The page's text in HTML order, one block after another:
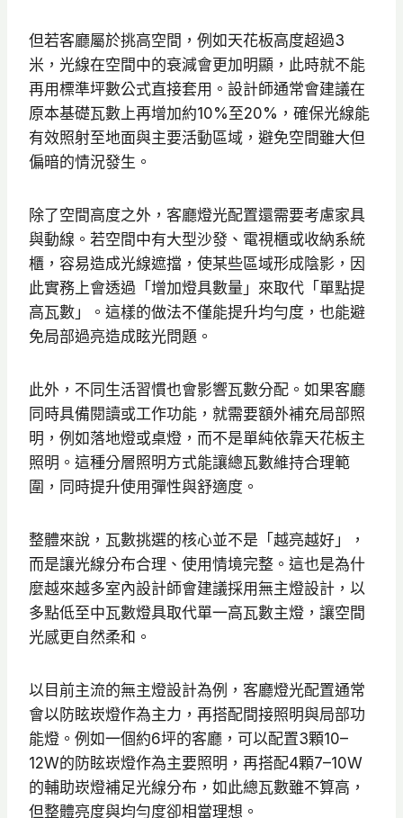
但若客廳屬於挑高空間，例如天花板高度超過3
米，光線在空間中的衰減會更加明顯，此時就不能
再用標準坪數公式直接套用。設計師通常會建議在
原本基礎瓦數上再增加約10%至20%，確保光線能
有效照射至地面與主要活動區域，避免空間雖大但
偏暗的情況發生。
除了空間高度之外，客廳燈光配置還需要考慮家具
與動線。若空間中有大型沙發、電視櫃或收納系統
櫃，容易造成光線遮擋，使某些區域形成陰影，因
此實務上會透過「增加燈具數量」來取代「單點提
高瓦數」。這樣的做法不僅能提升均勻度，也能避
免局部過亮造成眩光問題。
此外，不同生活習慣也會影響瓦數分配。如果客廳
同時具備閱讀或工作功能，就需要額外補充局部照
明，例如落地燈或桌燈，而不是單純依靠天花板主
照明。這種分層照明方式能讓總瓦數維持合理範
圍，同時提升使用彈性與舒適度。
整體來說，瓦數挑選的核心並不是「越亮越好」，
而是讓光線分布合理、使用情境完整。這也是為什
麼越來越多室內設計師會建議採用無主燈設計，以
多點低至中瓦數燈具取代單一高瓦數主燈，讓空間
光感更自然柔和。
以目前主流的無主燈設計為例，客廳燈光配置通常
會以防眩崁燈作為主力，再搭配間接照明與局部功
能燈。例如一個約6坪的客廳，可以配置3顆10–
12W的防眩崁燈作為主要照明，再搭配4顆7–10W
的輔助崁燈補足光線分布，如此總瓦數雖不算高，
但整體亮度與均勻度卻相當理想。